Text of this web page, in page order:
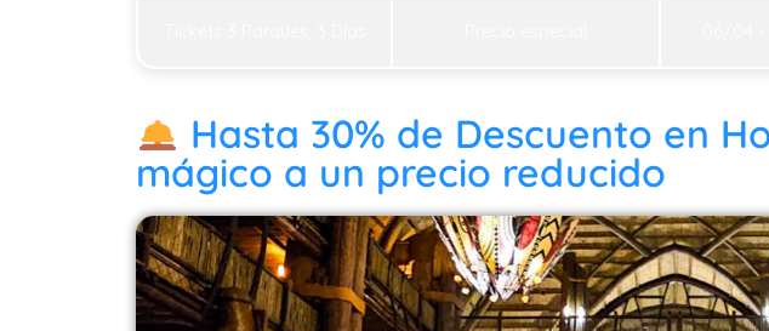
Hasta 30% de Descuento en
mágico a un precio reducido